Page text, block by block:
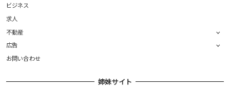
ビジネス
求人
不動産
広告
お問い合わせ
姉妹サイト